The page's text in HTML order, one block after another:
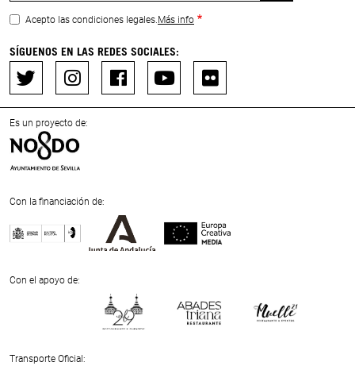
Acepto las condiciones legales. Más info
SÍGUENOS EN LAS REDES SOCIALES:
Es un proyecto de:
Con la financiación de:
Next
Con el apoyo de:
Next
Transporte Oficial: